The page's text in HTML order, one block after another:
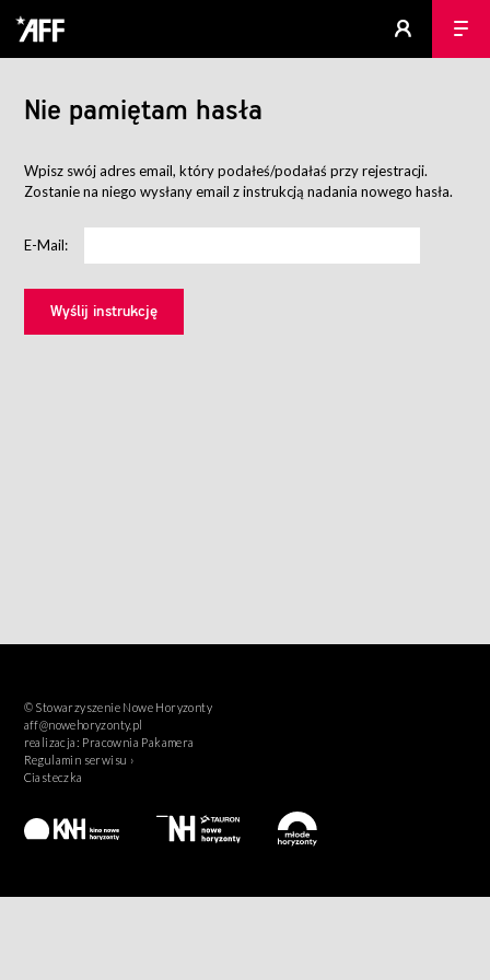
Nie pamiętam hasła
Wpisz swój adres email, który podałeś/podałaś przy rejestracji.
Zostanie na niego wysłany email z instrukcją nadania nowego hasła.
E-Mail:
© Stowarzyszenie Nowe Horyzonty
aff@nowehoryzonty.pl
realizacja: Pracownia Pakamera
Regulamin serwisu ›
Ciasteczka